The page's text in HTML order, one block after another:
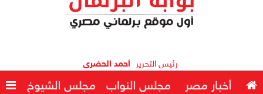
رئيس التحرير أحمد الحضرى
 أخبار مصر مجلس النواب مجلس الشيوخ 